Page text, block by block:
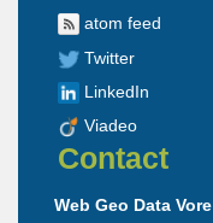
atom feed
Twitter
LinkedIn
Viadeo
Contact
Web Geo Data Vore